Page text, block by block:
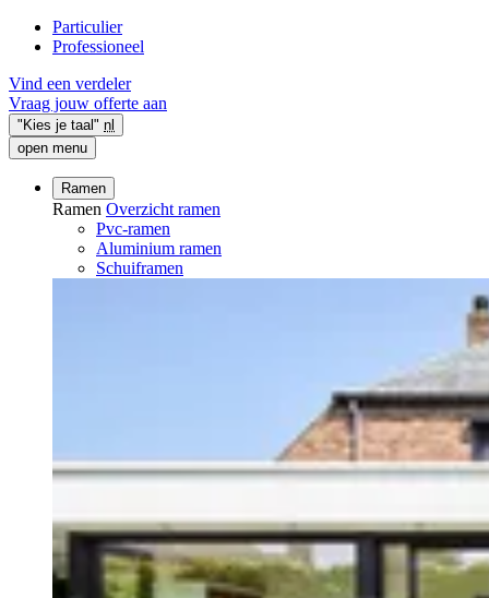
Particulier
Professioneel
Vind een verdeler
Vraag jouw offerte aan
"Kies je taal" nl
open menu
Ramen
Ramen Overzicht ramen
Pvc-ramen
Aluminium ramen
Schuiframen